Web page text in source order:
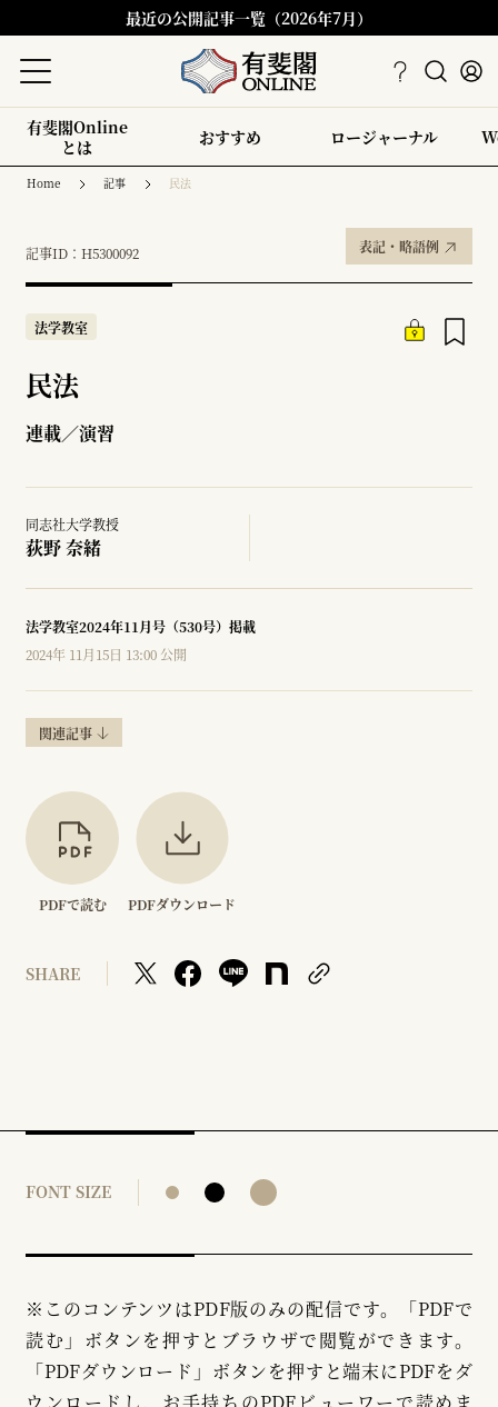
最近の公開記事一覧（2026年7月）
有斐閣Online
とは
おすすめ ロージャーナル
Home 記事 民法
記事ID：H5300092 表記・略語例
法学教室
民法
連載／演習
同志社大学教授
荻野 奈緒
法学教室2024年11月号（530号）掲載
2024年 11月15日 13:00 公開
関連記事
PDFで読む PDFダウンロード
SHARE
FONT SIZE
※このコンテンツはPDF版のみの配信です。「PDFで
読む」ボタンを押すとブラウザで閲覧ができます。
「PDFダウンロード」ボタンを押すと端末にPDFをダ